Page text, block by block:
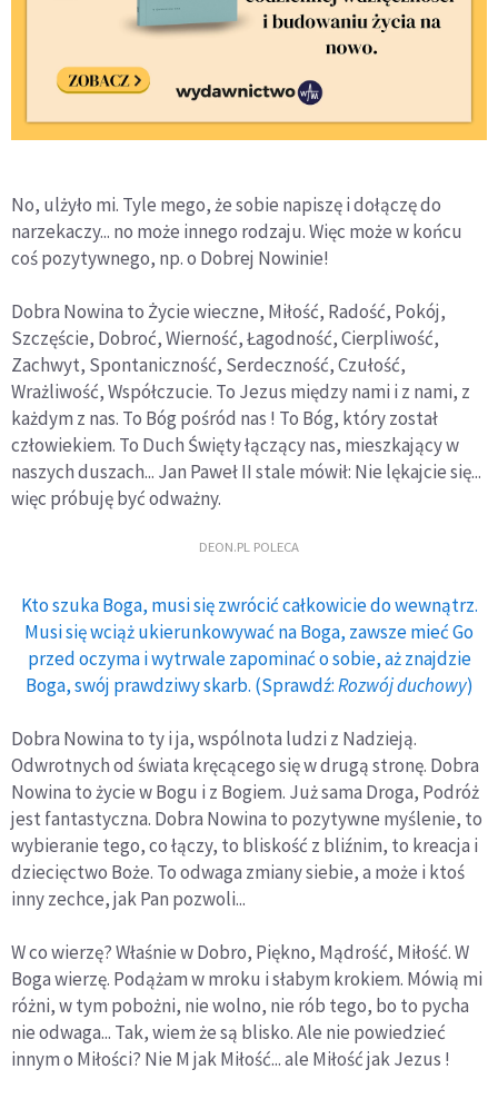
No, ulżyło mi. Tyle mego, że sobie napiszę i dołączę do
narzekaczy... no może innego rodzaju. Więc może w końcu
coś pozytywnego, np. o Dobrej Nowinie!
Dobra Nowina to Życie wieczne, Miłość, Radość, Pokój,
Szczęście, Dobroć, Wierność, Łagodność, Cierpliwość,
Zachwyt, Spontaniczność, Serdeczność, Czułość,
Wrażliwość, Współczucie. To Jezus między nami i z nami, z
każdym z nas. To Bóg pośród nas ! To Bóg, który został
człowiekiem. To Duch Święty łączący nas, mieszkający w
naszych duszach... Jan Paweł II stale mówił: Nie lękajcie się...
więc próbuję być odważny.
DEON.PL POLECA
Kto szuka Boga, musi się zwrócić całkowicie do wewnątrz.
Musi się wciąż ukierunkowywać na Boga, zawsze mieć Go
przed oczyma i wytrwale zapominać o sobie, aż znajdzie
Boga, swój prawdziwy skarb. (Sprawdź:Rozwój duchowy)
Dobra Nowina to ty i ja, wspólnota ludzi z Nadzieją.
Odwrotnych od świata kręcącego się w drugą stronę. Dobra
Nowina to życie w Bogu i z Bogiem. Już sama Droga, Podróż
jest fantastyczna. Dobra Nowina to pozytywne myślenie, to
wybieranie tego, co łączy, to bliskość z bliźnim, to kreacja i
dziecięctwo Boże. To odwaga zmiany siebie, a może i ktoś
inny zechce, jak Pan pozwoli...
W co wierzę? Właśnie w Dobro, Piękno, Mądrość, Miłość. W
Boga wierzę. Podążam w mroku i słabym krokiem. Mówią mi
różni, w tym pobożni, nie wolno, nie rób tego, bo to pycha
nie odwaga... Tak, wiem że są blisko. Ale nie powiedzieć
innym o Miłości? Nie M jak Miłość... ale Miłość jak Jezus !